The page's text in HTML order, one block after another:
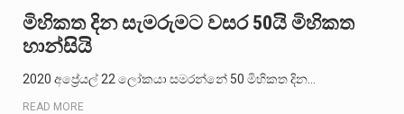
මිහිකත දින සැමරුමට වසර 50යි මිහිකත
හාන්සියි
2020 අප්‍රේයල් 22 ලෝකයා සමරන්නේ 50 මිහිකත දින…
READ MORE